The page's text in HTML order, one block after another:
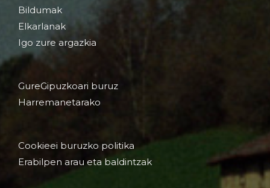
Bildumak
Elkarlanak
Igo zure argazkia
GureGipuzkoari buruz
Harremanetarako
Cookieei buruzko politika
Erabilpen arau eta baldintzak